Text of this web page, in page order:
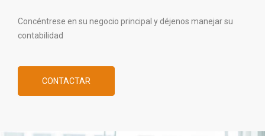
Concéntrese en su negocio principal y déjenos manejar su
contabilidad
CONTACTAR